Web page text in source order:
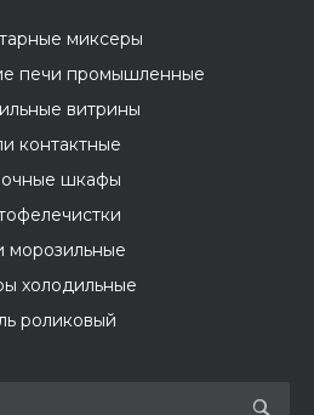
миксеры
печи промышленные
витрины
контактные
шкафы
морозильные
холодильные
роликовый